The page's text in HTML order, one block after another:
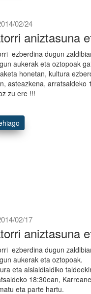
02/24
aniztasuna
ezberdina dugun
aukerak eta oztopoak
honetan, kultura
asteazkena, arratsaldeko
zu ere !!!
02/17
aniztasuna
ezberdina dugun
aukerak eta oztopoak.
eta aisialdialdiko
18:30ean,
eta parte hartu.